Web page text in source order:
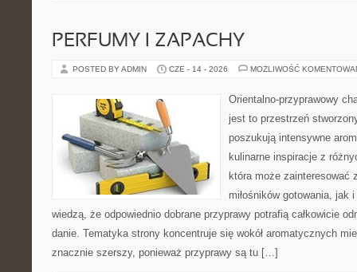
PERFUMY I ZAPACHY
POSTED BY ADMIN CZE - 14 - 2026 MOŻLIWOŚĆ
Orientalno-przyprawowy
jest to przestrzeń
poszukują intensywne
kulinarne inspiracje z
która może zainteresować
miłośników gotowania, jak
wiedzą, że odpowiednio dobrane przyprawy potrafią całkowicie
danie. Tematyka strony koncentruje się wokół aromatycznych
znacznie szerszy, ponieważ przyprawy są tu […]